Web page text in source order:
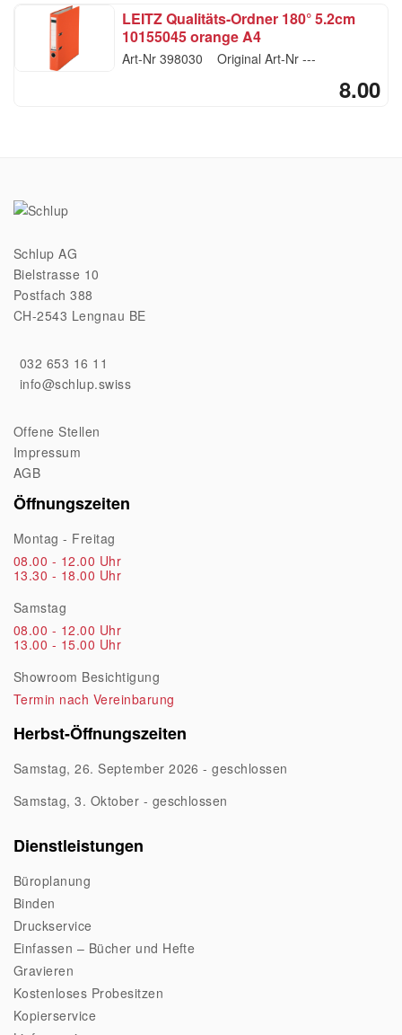
LEITZ Qualitäts-Ordner 180° 5.2cm
10155045 orange A4
Art-Nr 398030 Original Art-Nr ---
8.00
Schlup AG
Bielstrasse 10
Postfach 388
CH-2543 Lengnau BE
032 653 16 11
info@schlup.swiss
Offene Stellen
Impressum
AGB
Öffnungszeiten
Montag - Freitag
08.00 - 12.00 Uhr
13.30 - 18.00 Uhr
Samstag
08.00 - 12.00 Uhr
13.00 - 15.00 Uhr
Showroom Besichtigung
Termin nach Vereinbarung
Herbst-Öffnungszeiten
Samstag, 26. September 2026 - geschlossen
Samstag, 3. Oktober - geschlossen
Dienstleistungen
Büroplanung
Binden
Druckservice
Einfassen – Bücher und Hefte
Gravieren
Kostenloses Probesitzen
Kopierservice